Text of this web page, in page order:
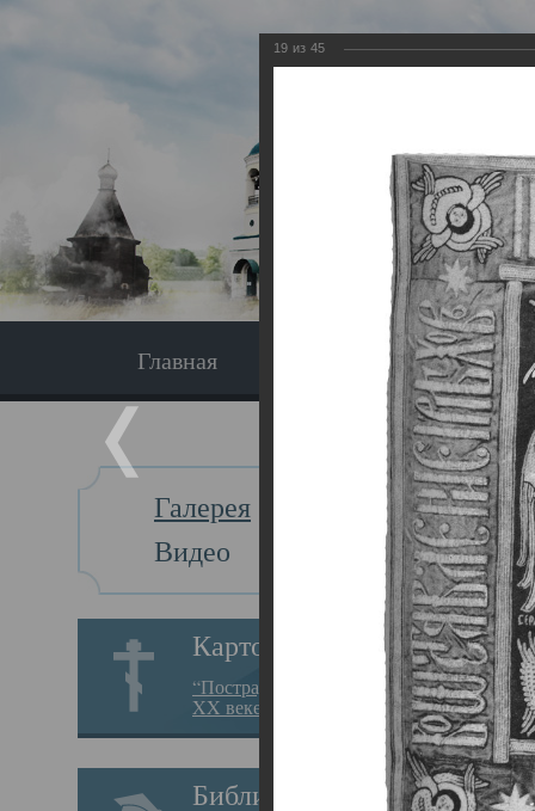
Главная Экскурсия
Галерея
Видео
Картотека
“Пострадавшие за веру в
XX веке на Севере”
Библиотека
Главная
19 из 45